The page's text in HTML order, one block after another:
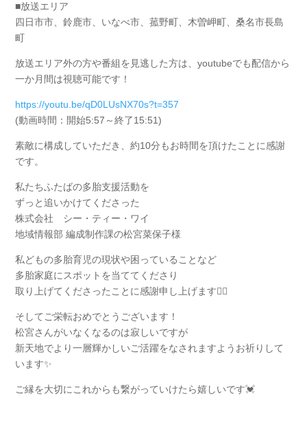
■放送エリア
四日市市、鈴鹿市、いなべ市、菰野町、木曽岬町、桑名市長島
町
放送エリア外の方や番組を見逃した方は、youtubeでも配信から
一か月間は視聴可能です！
https://youtu.be/qD0LUsNX70s?t=357
(動画時間：開始5:57～終了15:51)
素敵に構成していただき、約10分もお時間を頂けたことに感謝
です。
私たちふたばの多胎支援活動を
ずっと追いかけてくださった
株式会社 シー・ティー・ワイ
地域情報部 編成制作課の松宮菜保子様
私どもの多胎育児の現状や困っていることなど
多胎家庭にスポットを当ててくださり
取り上げてくださったことに感謝申し上げます🙇‍♀️
そしてご栄転おめでとうございます！
松宮さんがいなくなるのは寂しいですが
新天地でより一層輝かしいご活躍をなされますようお祈りして
います✨
ご縁を大切にこれからも繋がっていけたら嬉しいです💓